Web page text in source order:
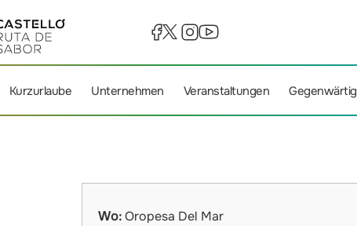
Kurzurlaube Unternehmen Veranstaltungen Gegenwärtig
Wo:Oropesa Del Mar